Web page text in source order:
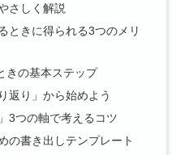
さしく解説
ときに得られる3つのメリ
きの基本ステップ
返り」から始めよう
3つの軸で考えるコツ
の書き出しテンプレート